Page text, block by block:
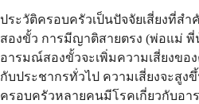
ประวัติครอบครัวเป็นปัจจัยเสี่ยงที่
สองขั้ว การมีญาติสายตรง (พ่อแม่ พี่
อารมณ์สองขั้วจะเพิ่มความเสี่ยงขอ
กับประชากรทั่วไป ความเสี่ยงจะสู
ครอบครัวหลายคนมีโรคเกี่ยวกับอ